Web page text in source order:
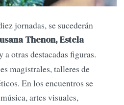
jornadas, se sucederán
Thenon, Estela
a otras destacadas figuras.
magistrales, talleres de
En los encuentros se
artes visuales,